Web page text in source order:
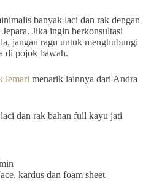
banyak laci dan rak dengan
Jika ingin berkonsultasi
jangan ragu untuk menghubungi
di pojok bawah.
lemari menarik lainnya dari Andra
dan rak bahan full kayu jati
kardus dan foam sheet